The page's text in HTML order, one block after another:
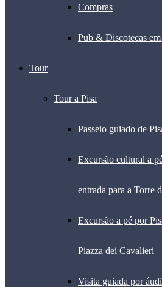
Compras
Pub & Discotecas em
Tour
Tour a Pisa
Passeio guiado de
Excursão cultural a
entrada para a Torre
Excursão a pé por
Piazza dei Cavalieri
Visita guiada por